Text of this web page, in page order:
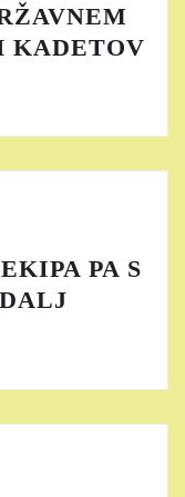
KADETOV
PA S